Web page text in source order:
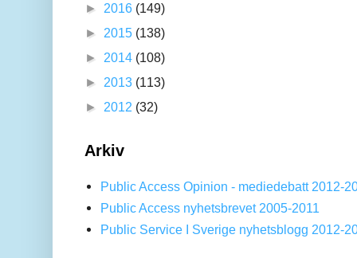
► 2016 (149)
► 2015 (138)
► 2014 (108)
► 2013 (113)
► 2012 (32)
Arkiv
Public Access Opinion - mediedebatt 2012-
Public Access nyhetsbrevet 2005-2011
Public Service I Sverige nyhetsblogg 2012-